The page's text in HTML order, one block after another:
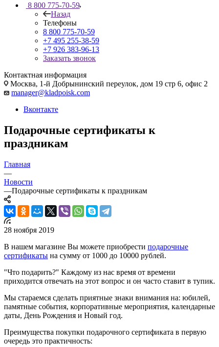
8 800 775-70-59
Назад
Телефоны
8 800 775-70-59
+7 495 255-38-59
+7 926 383-96-13
Заказать звонок
Контактная информация
Москва, 1-й Добрынинский переулок, дом 19 стр 6, офис 2
manager@kladpoisk.com
Вконтакте
Подарочные сертификаты к
праздникам
Главная
—
Новости
—Подарочные сертификаты к праздникам
28 ноября 2019
В нашем магазине Вы можете приобрести подарочные
сертификаты на сумму от 1000 до 10000 рублей.
"Что подарить?" Каждому из нас время от времени
приходится отвечать на этот вопрос и он часто ставит в тупик.
Мы стараемся сделать приятные знаки внимания на: юбилей,
памятные события, корпоративные мероприятия, календарные
даты, День Рождения и Новый год.
Преимущества покупки подарочного сертификата в первую
очередь это практичность: